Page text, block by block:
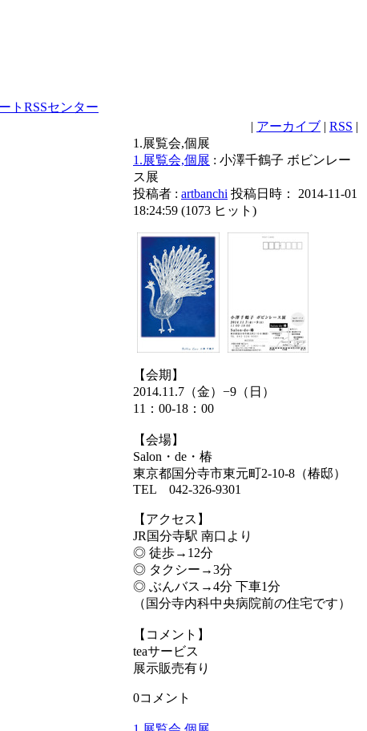
トRSSセンター
| アーカイブ | RSS |
1.展覧会,個展
1.展覧会,個展 : 小澤千鶴子 ボビンレー
ス展
投稿者 : artbanchi 投稿日時： 2014-11-01
18:24:59 (1073 ヒット )
【会期】
2014.11.7（金）−9（日）
11：00-18：00
【会場】
Salon・de・椿
東京都国分寺市東元町2-10-8（椿邸）
TEL 042-326-9301
【アクセス】
JR国分寺駅 南口より
◎ 徒歩→12分
◎ タクシー→3分
◎ ぶんバス→4分 下車1分
（国分寺内科中央病院前の住宅です）
【コメント】
teaサービス
展示販売有り
0コメント